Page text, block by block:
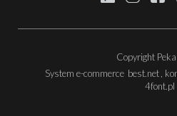
Copyright
System e-commerce best.net ,
4font.pl